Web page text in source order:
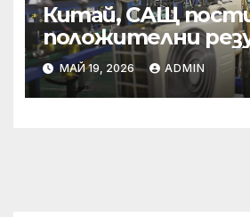
Китай, САЩ
положителни
икономическите
търговски
министерство
МАЙ 19, 2026 ADMIN